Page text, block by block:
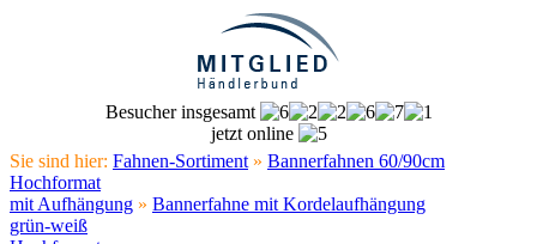
Besucher insgesamt
jetzt online
Sie sind hier: Fahnen-Sortiment » Bannerfahnen 60/90cm
Hochformat
mit Aufhängung » Bannerfahne mit Kordelaufhängung
grün-weiß